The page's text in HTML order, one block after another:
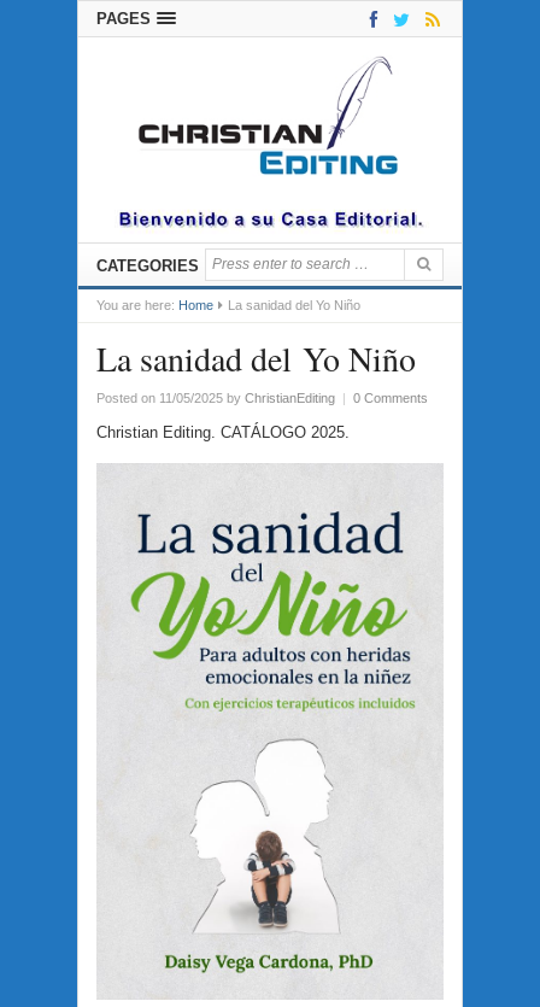
PAGES
CATEGORIES
You are here: Home La sanidad del Yo Niño
La sanidad del Yo Niño
Posted on 11/05/2025 by ChristianEditing | 0 Comments
Christian Editing. CATÁLOGO 2025.